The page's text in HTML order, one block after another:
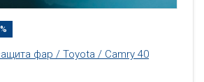
фар / Toyota / Camry 40